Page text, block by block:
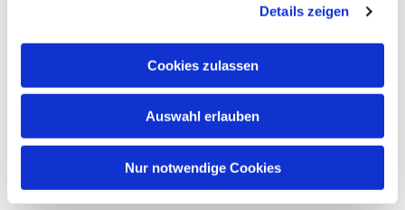
Details zeigen
Cookies zulassen
Auswahl erlauben
Nur notwendige Cookies
interessieren